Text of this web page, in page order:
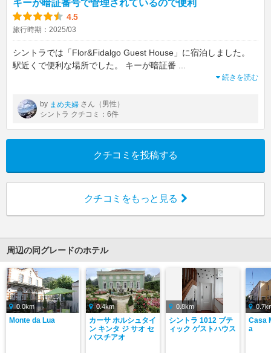
キーが暗証番号で管理されているので便利
4.5
旅行時期：2025/03
シントラでは「Flor&Fidalgo Guest House」に宿泊しました。
駅近くで便利な場所でした。 キーが暗証番
続きを読む
by まめ夫婦 さん（男性）
シントラ クチコミ：6件
クチコミを投稿する
クチコミをもっと見る
周辺の同グレードのホテル
0.0km
Monte da Lua
0.4km
カーサ ホルシュタイ
ン キンタ ジ サオ セ
バスチアオ
0.8km
シントラ 1012 ブテ
ィック ゲストハウス
Casa
a